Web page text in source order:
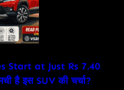
Start at Just Rs 7.40
है इस SUV की चर्चा?